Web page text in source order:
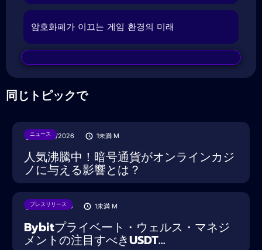
암호화폐가 이끄는 게임 환경의 미래
同じトピックで
ニュース
28/07/2026 1未満 M
人気沸騰中！暗号通貨がオンラインカジ
ノに与える影響とは？
プレスリリース
18/08/2025 1未満 M
Bybitプライベート・ウェルス・マネジ
メントの注目すべきUSDT...